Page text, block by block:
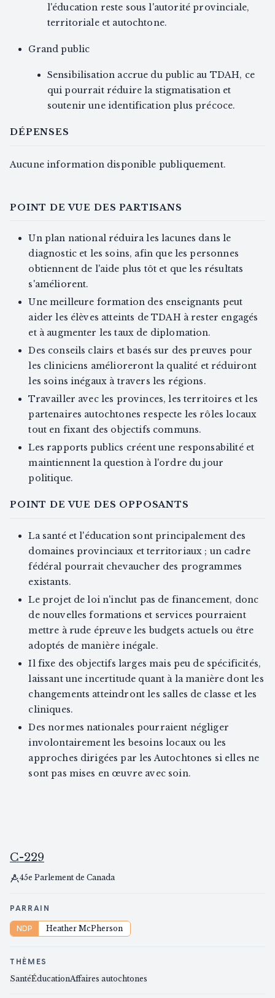
l'éducation reste sous l'autorité provinciale,
territoriale et autochtone.
Grand public
Sensibilisation accrue du public au TDAH, ce
qui pourrait réduire la stigmatisation et
soutenir une identification plus précoce.
DÉPENSES
Aucune information disponible publiquement.
POINT DE VUE DES PARTISANS
Un plan national réduira les lacunes dans le
diagnostic et les soins, afin que les personnes
obtiennent de l'aide plus tôt et que les résultats
s'améliorent.
Une meilleure formation des enseignants peut
aider les élèves atteints de TDAH à rester engagés
et à augmenter les taux de diplomation.
Des conseils clairs et basés sur des preuves pour
les cliniciens amélioreront la qualité et réduiront
les soins inégaux à travers les régions.
Travailler avec les provinces, les territoires et les
partenaires autochtones respecte les rôles locaux
tout en fixant des objectifs communs.
Les rapports publics créent une responsabilité et
maintiennent la question à l'ordre du jour
politique.
POINT DE VUE DES OPPOSANTS
La santé et l'éducation sont principalement des
domaines provinciaux et territoriaux ; un cadre
fédéral pourrait chevaucher des programmes
existants.
Le projet de loi n'inclut pas de financement, donc
de nouvelles formations et services pourraient
mettre à rude épreuve les budgets actuels ou être
adoptés de manière inégale.
Il fixe des objectifs larges mais peu de spécificités,
laissant une incertitude quant à la manière dont les
changements atteindront les salles de classe et les
cliniques.
Des normes nationales pourraient négliger
involontairement les besoins locaux ou les
approches dirigées par les Autochtones si elles ne
sont pas mises en œuvre avec soin.
C-229
45e Parlement de Canada
PARRAIN
NDP Heather McPherson
THÈMES
SantéÉducationAffaires autochtones